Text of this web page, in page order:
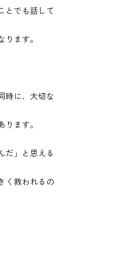
とでも話して
ます。
時に、大切な
ます。
だ」と思える
く救われるの